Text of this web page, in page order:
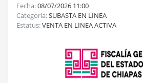
Fecha:08/07/2026 11:00
Categoría:SUBASTA EN LINEA
Estatus:VENTA EN LINEA ACTIVA